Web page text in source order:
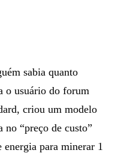
sabia quanto
o usuário do forum
criou um modelo
no “preço de custo”
para minerar 1